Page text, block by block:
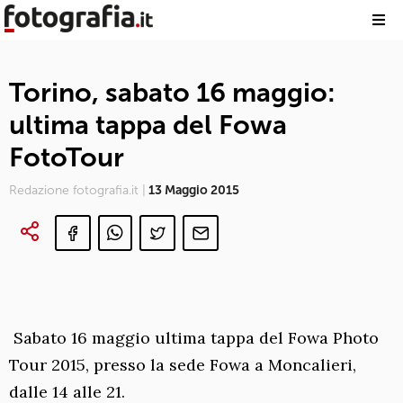
Torino, sabato 16 maggio:
ultima tappa del Fowa
FotoTour
Redazione fotografia.it | 13 Maggio 2015
Sabato 16 maggio ultima tappa del Fowa Photo
Tour 2015, presso la sede Fowa a Moncalieri,
dalle 14 alle 21.